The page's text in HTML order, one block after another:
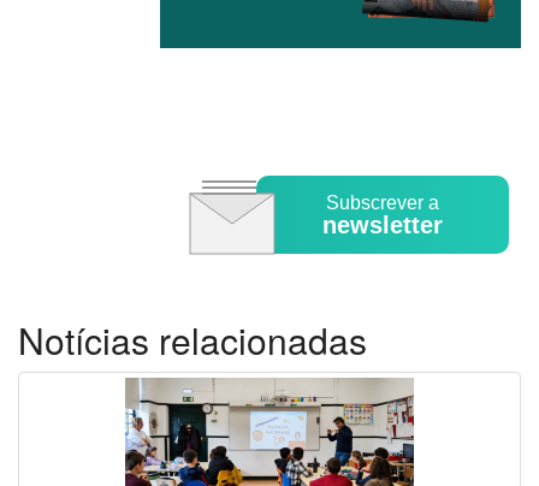
Subscrever a
newsletter
Notícias relacionadas